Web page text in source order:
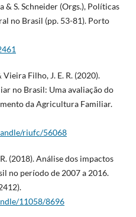
& S. Schneider (Orgs.), Políticas
no Brasil (pp. 53-81). Porto
Filho, J. E. R. (2020).
no Brasil: Uma avaliação do
da Agricultura Familiar.
riufc/56068
(2018). Análise dos impactos
no período de 2007 a 2016.
11058/8696